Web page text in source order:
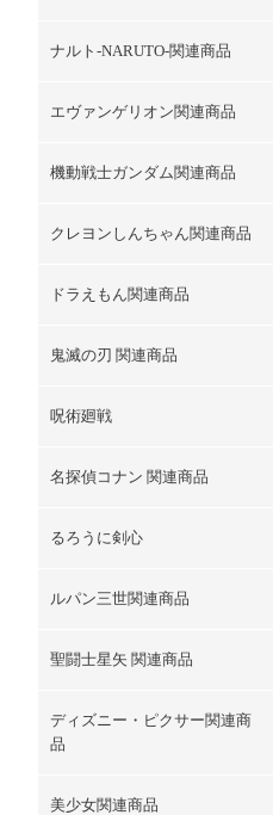
ナルト-NARUTO-関連商品
エヴァンゲリオン関連商品
機動戦士ガンダム関連商品
クレヨンしんちゃん関連商品
ドラえもん関連商品
鬼滅の刃 関連商品
呪術廻戦
名探偵コナン 関連商品
るろうに剣心
ルパン三世関連商品
聖闘士星矢 関連商品
ディズニー・ピクサー関連商
品
美少女関連商品